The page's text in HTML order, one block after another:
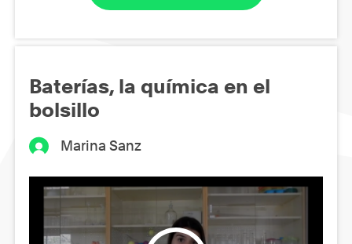
Baterías, la química en el
bolsillo
Marina Sanz